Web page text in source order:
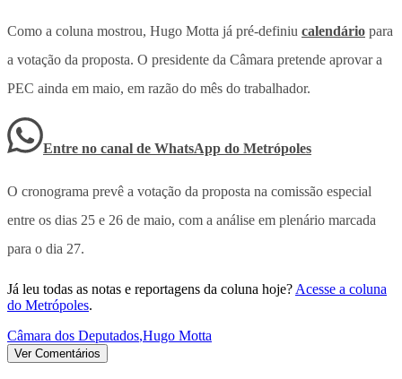
Como a coluna mostrou, Hugo Motta já pré-definiu calendário para
a votação da proposta. O presidente da Câmara pretende aprovar a
PEC ainda em maio, em razão do mês do trabalhador.
Entre no canal de WhatsApp do Metrópoles
O cronograma prevê a votação da proposta na comissão especial
entre os dias 25 e 26 de maio, com a análise em plenário marcada
para o dia 27.
Já leu todas as notas e reportagens da coluna hoje? Acesse a coluna
do Metrópoles.
Câmara dos Deputados,Hugo Motta
Ver Comentários